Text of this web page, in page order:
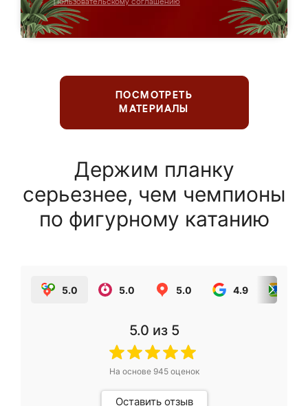
Пользовательскому соглашению
ПОСМОТРЕТЬ
МАТЕРИАЛЫ
Держим планку
серьезнее, чем чемпионы
по фигурному катанию
5.0 5.0 5.0 4.9
5.0 из 5
На основе 945оценок
Оставить отзыв